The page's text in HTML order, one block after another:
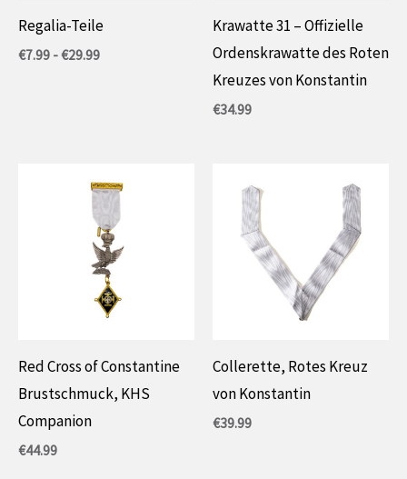
Regalia-Teile
€7.99 -€29.99Preisspanne:
Krawatte 31 – Offizielle
Ordenskrawatte des Roten
Kreuzes von Konstantin
€34.99
Red Cross of Constantine
Brustschmuck, KHS
Companion
€44.99
Collerette, Rotes Kreuz
von Konstantin
€39.99